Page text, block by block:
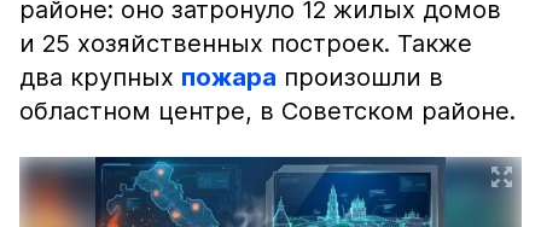
районе: оно затронуло 12 жилых домов
и 25 хозяйственных построек. Также
два крупных пожара произошли в
областном центре, в Советском районе.